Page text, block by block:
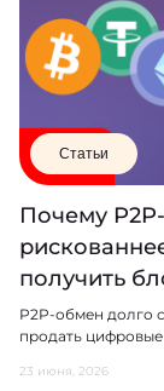
Статьи
Почему
получить
P2P-обмен долго
продать цифровые
23 июня, 2026